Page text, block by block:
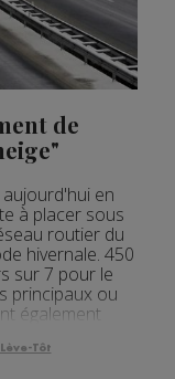
2'34"
2'34"
2'36"
2'47"
2'36"
de
aujourd'hui en
à placer sous
routier du
hivernale. 450
sur 7 pour le
principaux ou
également
Tôt